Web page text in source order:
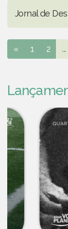
Jornal de
« 1 2 ...